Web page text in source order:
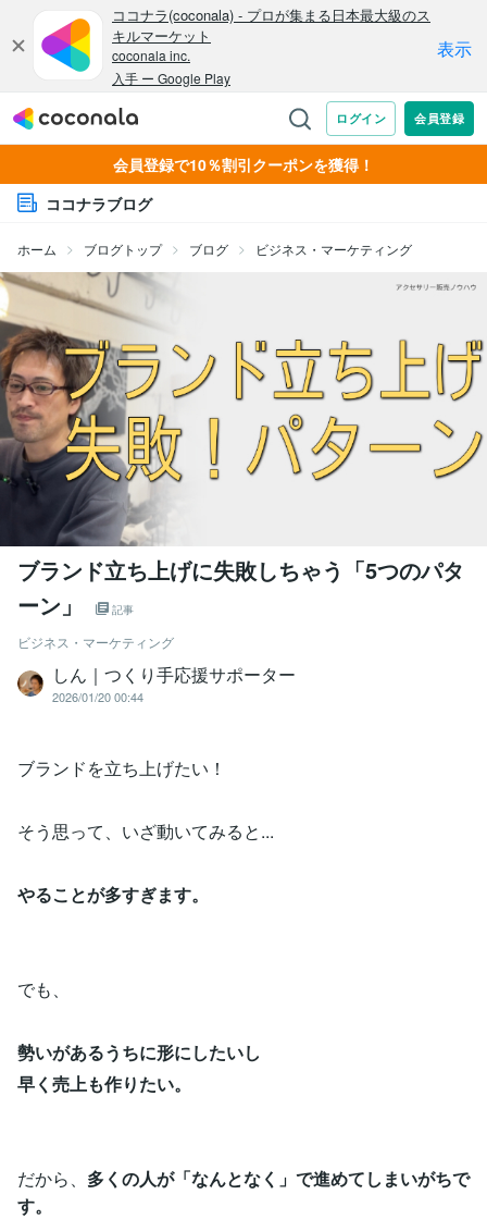
会員登録で10％割引クーポンを獲得！
ココナラブログ
ホーム ブログトップ ブログ ビジネス・マーケティング
ブランド立ち上げに失敗しちゃう「5つのパタ
ーン」
記事
ビジネス・マーケティング
しん｜つくり手応援サポーター
2026/01/20 00:44
ブランドを立ち上げたい！
そう思って、いざ動いてみると...
やることが多すぎます。
でも、
勢いがあるうちに形にしたいし
早く売上も作りたい。
だから、 多くの人が「なんとなく」で進めてしまいがちで
す。